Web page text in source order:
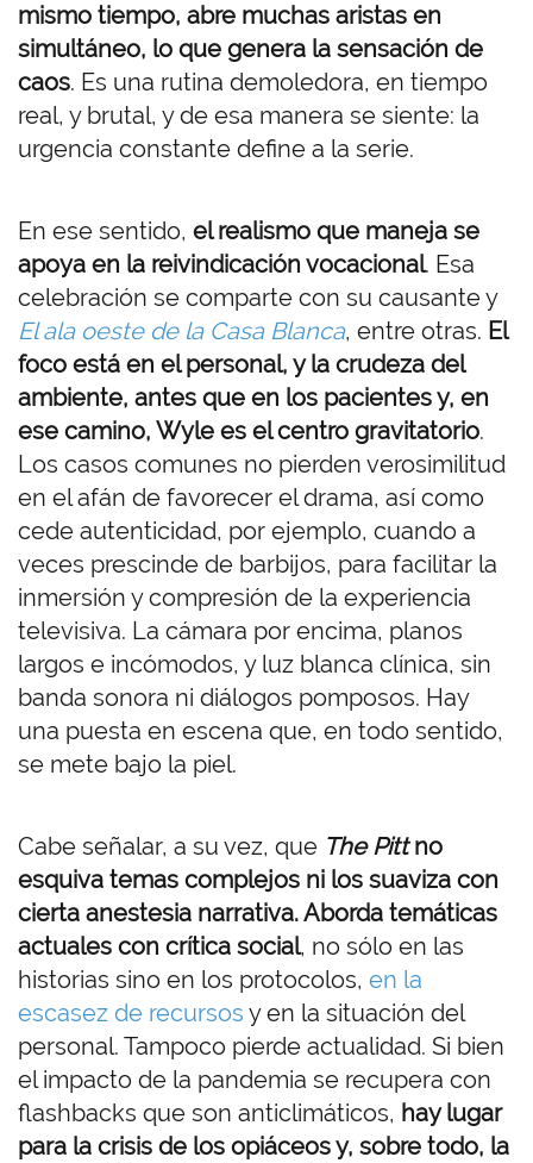
mismo tiempo, abre muchas aristas en
simultáneo, lo que genera la sensación de
caos. Es una rutina demoledora, en tiempo
real, y brutal, y de esa manera se siente: la
urgencia constante define a la serie.
En ese sentido, el realismo que maneja se
apoya en la reivindicación vocacional. Esa
celebración se comparte con su causante y
El ala oeste de la Casa Blanca, entre otras. El
foco está en el personal, y la crudeza del
ambiente, antes que en los pacientes y, en
ese camino, Wyle es el centro gravitatorio.
Los casos comunes no pierden verosimilitud
en el afán de favorecer el drama, así como
cede autenticidad, por ejemplo, cuando a
veces prescinde de barbijos, para facilitar la
inmersión y compresión de la experiencia
televisiva. La cámara por encima, planos
largos e incómodos, y luz blanca clínica, sin
banda sonora ni diálogos pomposos. Hay
una puesta en escena que, en todo sentido,
se mete bajo la piel.
Cabe señalar, a su vez, que The Pittno
esquiva temas complejos ni los suaviza con
cierta anestesia narrativa. Aborda temáticas
actuales con crítica social, no sólo en las
historias sino en los protocolos, en la
escasez de recursos y en la situación del
personal. Tampoco pierde actualidad. Si bien
el impacto de la pandemia se recupera con
flashbacks que son anticlimáticos, hay lugar
para la crisis de los opiáceos y, sobre todo, la